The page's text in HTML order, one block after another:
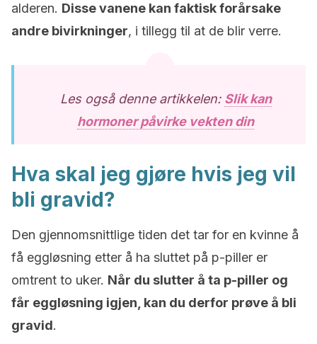
alderen. Disse vanene kan faktisk forårsake
andre bivirkninger, i tillegg til at de blir verre.
Les også denne artikkelen: Slik kan
hormoner påvirke vekten din
Hva skal jeg gjøre hvis jeg vil
bli gravid?
Den gjennomsnittlige tiden det tar for en kvinne å
få eggløsning etter å ha sluttet på p-piller er
omtrent to uker. Når du slutter å ta p-piller og
får eggløsning igjen, kan du derfor prøve å bli
gravid.